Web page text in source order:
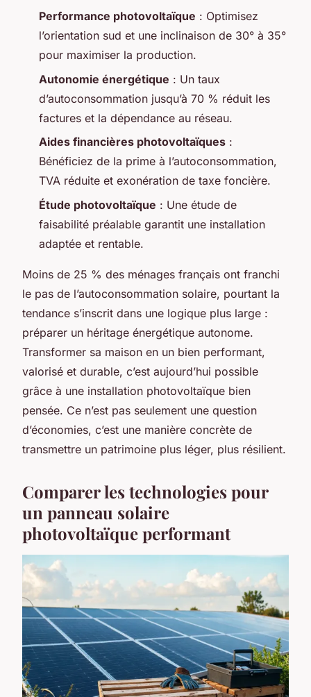
Performance photovoltaïque : Optimisez
l’orientation sud et une inclinaison de 30° à 35°
pour maximiser la production.
Autonomie énergétique : Un taux
d’autoconsommation jusqu’à 70 % réduit les
factures et la dépendance au réseau.
Aides financières photovoltaïques :
Bénéficiez de la prime à l’autoconsommation,
TVA réduite et exonération de taxe foncière.
Étude photovoltaïque : Une étude de
faisabilité préalable garantit une installation
adaptée et rentable.
Moins de 25 % des ménages français ont franchi
le pas de l’autoconsommation solaire, pourtant la
tendance s’inscrit dans une logique plus large :
préparer un héritage énergétique autonome.
Transformer sa maison en un bien performant,
valorisé et durable, c’est aujourd’hui possible
grâce à une installation photovoltaïque bien
pensée. Ce n’est pas seulement une question
d’économies, c’est une manière concrète de
transmettre un patrimoine plus léger, plus résilient.
Comparer les technologies pour
un panneau solaire
photovoltaïque performant